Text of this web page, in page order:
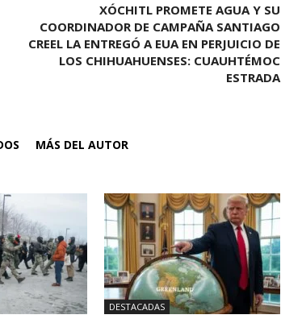
XÓCHITL PROMETE AGUA Y SU
COORDINADOR DE CAMPAÑA SANTIAGO
CREEL LA ENTREGÓ A EUA EN PERJUICIO DE
LOS CHIHUAHUENSES: CUAUHTÉMOC
ESTRADA
MÁS DEL AUTOR
DESTACADAS